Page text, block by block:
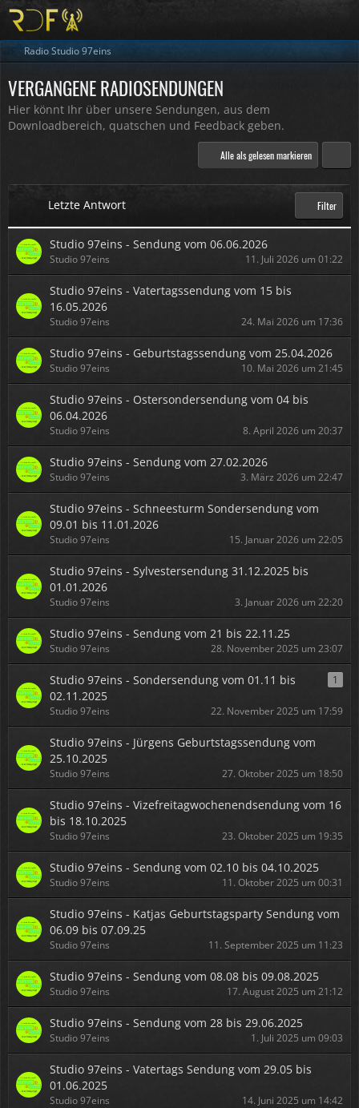
Radio Studio 97eins
VERGANGENE RADIOSENDUNGEN
Hier könnt Ihr über unsere Sendungen, aus dem
Downloadbereich, quatschen und Feedback geben.
Alle als gelesen markieren
Letzte Antwort Filter
Studio 97eins - Sendung vom 06.06.2026
Studio 97eins 11. Juli 2026 um 01:22
Studio 97eins - Vatertagssendung vom 15 bis
16.05.2026
Studio 97eins 24. Mai 2026 um 17:36
Studio 97eins - Geburtstagssendung vom 25.04.2026
Studio 97eins 10. Mai 2026 um 21:45
Studio 97eins - Ostersondersendung vom 04 bis
06.04.2026
Studio 97eins 8. April 2026 um 20:37
Studio 97eins - Sendung vom 27.02.2026
Studio 97eins 3. März 2026 um 22:47
Studio 97eins - Schneesturm Sondersendung vom
09.01 bis 11.01.2026
Studio 97eins 15. Januar 2026 um 22:05
Studio 97eins - Sylvestersendung 31.12.2025 bis
01.01.2026
Studio 97eins 3. Januar 2026 um 22:20
Studio 97eins - Sendung vom 21 bis 22.11.25
Studio 97eins 28. November 2025 um 23:07
Studio 97eins - Sondersendung vom 01.11 bis
02.11.2025
1
Studio 97eins 22. November 2025 um 17:59
Studio 97eins - Jürgens Geburtstagssendung vom
25.10.2025
Studio 97eins 27. Oktober 2025 um 18:50
Studio 97eins - Vizefreitagwochenendsendung vom 16
bis 18.10.2025
Studio 97eins 23. Oktober 2025 um 19:35
Studio 97eins - Sendung vom 02.10 bis 04.10.2025
Studio 97eins 11. Oktober 2025 um 00:31
Studio 97eins - Katjas Geburtstagsparty Sendung vom
06.09 bis 07.09.25
Studio 97eins 11. September 2025 um 11:23
Studio 97eins - Sendung vom 08.08 bis 09.08.2025
Studio 97eins 17. August 2025 um 21:12
Studio 97eins - Sendung vom 28 bis 29.06.2025
Studio 97eins 1. Juli 2025 um 09:03
Studio 97eins - Vatertags Sendung vom 29.05 bis
01.06.2025
Studio 97eins 14. Juni 2025 um 14:42